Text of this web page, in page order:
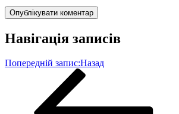
Навігація записів
Попередній запис:Назад